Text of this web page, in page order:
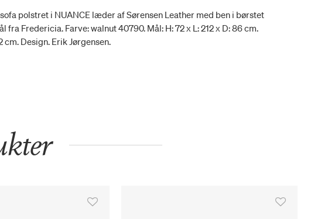
polstret i NUANCE læder af Sørensen Leather med ben i børstet
fra Fredericia. Farve: walnut 40790. Mål: H: 72 x L: 212 x D: 86 cm.
cm. Design. Erik Jørgensen.